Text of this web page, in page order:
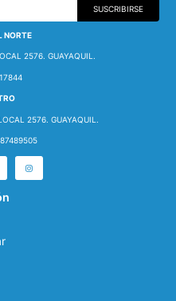
SUSCRIBIRSE
NORTE
2576. GUAYAQUIL.
2576. GUAYAQUIL.